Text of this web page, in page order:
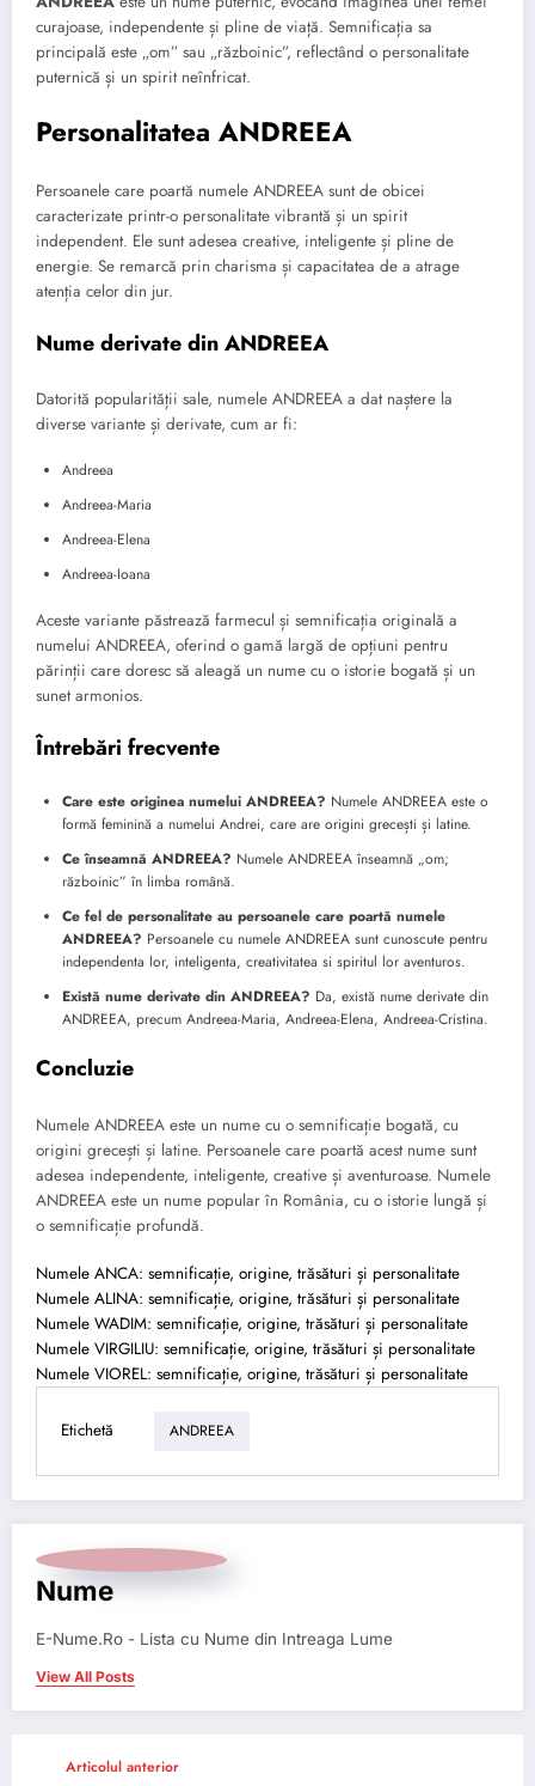
curajoase, independente și pline de viață. Semnificația sa
principală este „om” sau „războinic”, reflectând o personalitate
puternică și un spirit neînfricat.
Personalitatea ANDREEA
Persoanele care poartă numele ANDREEA sunt de obicei
caracterizate printr-o personalitate vibrantă și un spirit
independent. Ele sunt adesea creative, inteligente și pline de
energie. Se remarcă prin charisma și capacitatea de a atrage
atenția celor din jur.
Nume derivate din ANDREEA
Datorită popularității sale, numele ANDREEA a dat naștere la
diverse variante și derivate, cum ar fi:
Andreea
Andreea-Maria
Andreea-Elena
Andreea-Ioana
Aceste variante păstrează farmecul și semnificația originală a
numelui ANDREEA, oferind o gamă largă de opțiuni pentru
părinții care doresc să aleagă un nume cu o istorie bogată și un
sunet armonios.
Întrebări frecvente
Care este originea numelui ANDREEA? Numele ANDREEA este o
formă feminină a numelui Andrei, care are origini grecești și latine.
Ce înseamnă ANDREEA? Numele ANDREEA înseamnă „om;
războinic” în limba română.
Ce fel de personalitate au persoanele care poartă numele
ANDREEA? Persoanele cu numele ANDREEA sunt cunoscute pentru
independenta lor, inteligenta, creativitatea si spiritul lor aventuros.
Există nume derivate din ANDREEA? Da, există nume derivate din
ANDREEA, precum Andreea-Maria, Andreea-Elena, Andreea-Cristina.
Concluzie
Numele ANDREEA este un nume cu o semnificație bogată, cu
origini grecești și latine. Persoanele care poartă acest nume sunt
adesea independente, inteligente, creative și aventuroase. Numele
ANDREEA este un nume popular în România, cu o istorie lungă și
o semnificație profundă.
Numele ANCA: semnificație, origine, trăsături și personalitate
Numele ALINA: semnificație, origine, trăsături și personalitate
Numele WADIM: semnificație, origine, trăsături și personalitate
Numele VIRGILIU: semnificație, origine, trăsături și personalitate
Numele VIOREL: semnificație, origine, trăsături și personalitate
Etichetă ANDREEA
Nume
E-Nume.Ro - Lista cu Nume din Intreaga Lume
View All Posts
Articolul anterior